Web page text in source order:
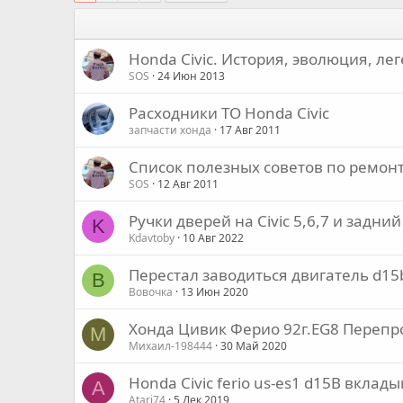
Honda Civic. История, эволюция,
SOS 24 Июн 2013
Расходники ТО Honda Civic
запчасти хонда 17 Авг 2011
Список полезных советов по
SOS 12 Авг 2011
K Ручки дверей на Civic 5,6,7 и
Kdavtoby 10 Авг 2022
В Перестал заводиться двигатель
Вовочка 13 Июн 2020
М Хонда Цивик Ферио 92г.EG8
Михаил-198444 30 Май 2020
A Honda Civic ferio us-es1 d15B